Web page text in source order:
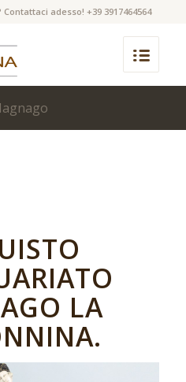
adesso! +39 3917464564
LA